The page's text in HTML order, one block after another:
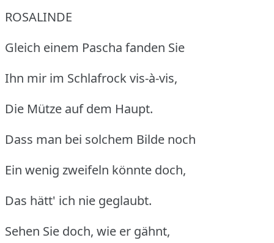
ROSALINDE
Gleich einem Pascha fanden Sie
Ihn mir im Schlafrock vis-à-vis,
Die Mütze auf dem Haupt.
Dass man bei solchem Bilde noch
Ein wenig zweifeln könnte doch,
Das hätt' ich nie geglaubt.
Sehen Sie doch, wie er gähnt,